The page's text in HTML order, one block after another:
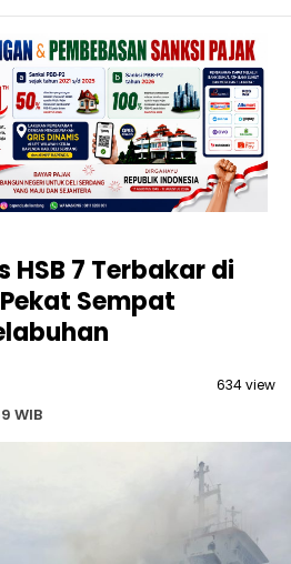
HSB 7 Terbakar di
Sempat
WIB
634 view